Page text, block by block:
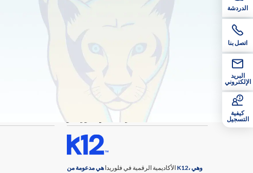
الأكاديمية الرقمية في فلوريدا هي مدعومة من K12، وهي
الدردشة
اتصل بنا
البريد
الإلكتروني
كيفية
التسجيل